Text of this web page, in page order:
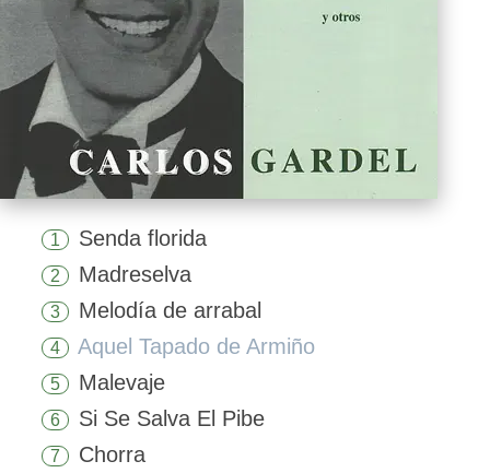
1 Senda florida
2 Madreselva
3 Melodía de arrabal
4 Aquel Tapado de Armiño
5 Malevaje
6 Si Se Salva El Pibe
7 Chorra